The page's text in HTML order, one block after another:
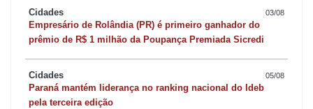
Cidades 03/08
Empresário de Rolândia (PR) é primeiro ganhador do
prêmio de R$ 1 milhão da Poupança Premiada Sicredi
Cidades 05/08
Paraná mantém liderança no ranking nacional do Ideb
pela terceira edição